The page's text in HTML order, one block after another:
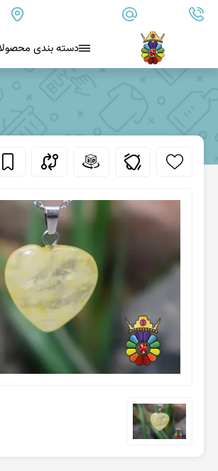
09179890157
info@goharanshop.com
دسته بندی
عقیق
عقیق
عقیق
عقیق
عقیق
عقیق
عقیق